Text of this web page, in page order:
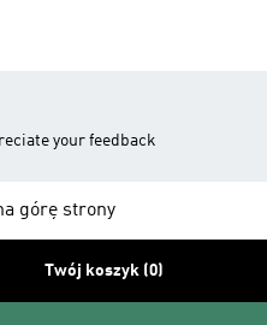
your feedback
górę strony
Twój koszyk (0)